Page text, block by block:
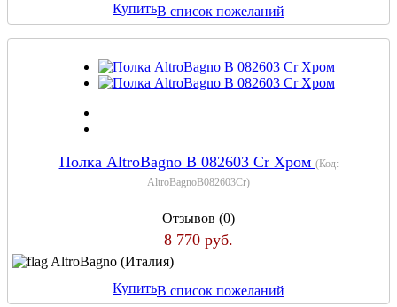
КупитьВ список пожеланий
Полка AltroBagno B 082603 Cr Хром (Код:
AltroBagnoB082603Cr)
Отзывов (0)
8 770 руб.
AltroBagno (Италия)
КупитьВ список пожеланий